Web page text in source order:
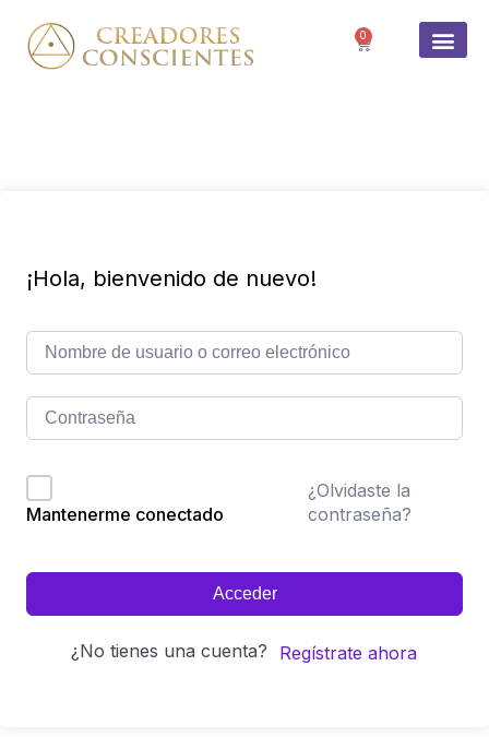
0
¡Hola, bienvenido de nuevo!
Mantenerme conectado
¿Olvidaste la
contraseña?
Acceder
¿No tienes una cuenta? Regístrate ahora